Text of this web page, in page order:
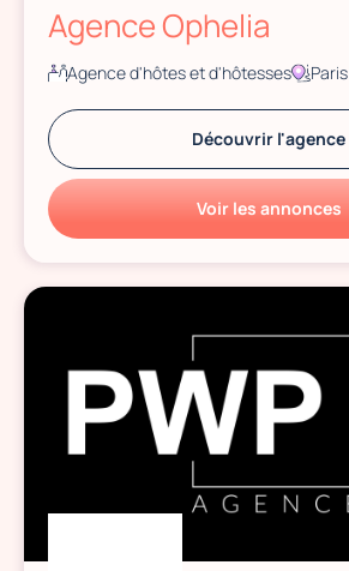
Agence Ophelia
Agence d'hôtes et d'hôtesses Paris
Découvrir l'agence
Voir les annonces